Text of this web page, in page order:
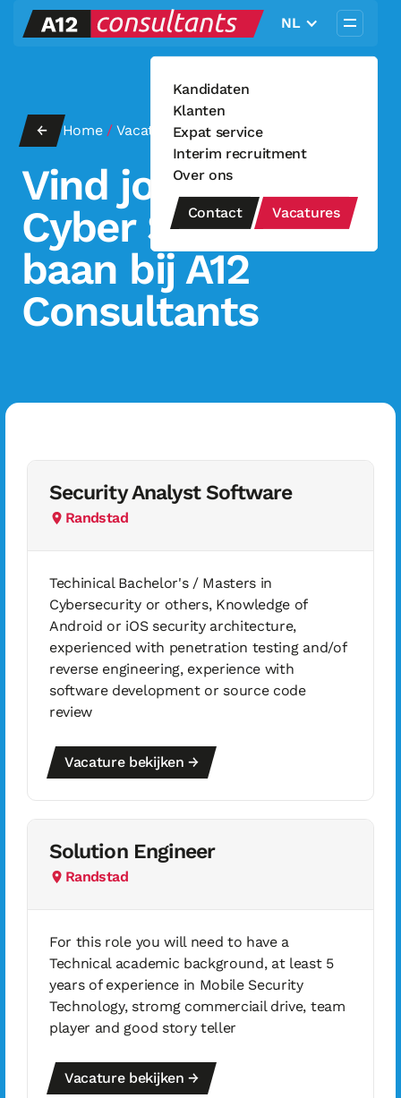
Kandidaten
Klanten
Expat service
Interim recruitment
Over ons
Contact Vacatures
NL
← Home / Vacatures
Vind jouw nieuwe
Cyber Security
baan bij A12
Consultants
Security Analyst Software
Randstad
Techinical Bachelor's / Masters in
Cybersecurity or others, Knowledge of
Android or iOS security architecture,
experienced with penetration testing and/of
reverse engineering, experience with
software development or source code
review
Vacature bekijken →
Solution Engineer
Randstad
For this role you will need to have a
Technical academic background, at least 5
years of experience in Mobile Security
Technology, stromg commerciail drive, team
player and good story teller
Vacature bekijken →